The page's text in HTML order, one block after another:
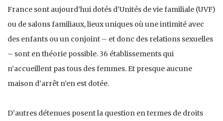
France sont aujourd’hui dotés d’Unités de vie familiale (UVF)
ou de salons familiaux, lieux uniques où une intimité avec
des enfants ou un conjoint – et donc des relations sexuelles
– sont en théorie possible. 36 établissements qui
n’accueillent pas tous des femmes. Et presque aucune
maison d’arrêt n’en est dotée.
D’autres détenues posent la question en termes de droits